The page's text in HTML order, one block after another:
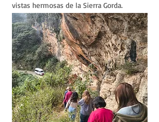
vistas hermosas de la Sierra Gorda.